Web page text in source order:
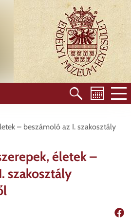
– beszámoló az I. szakosztály
életek –
szakosztály